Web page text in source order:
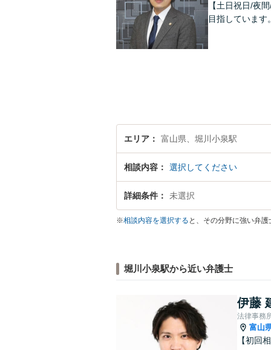
【土日祝日/夜
目指しています
エリア 富山県、堀川小泉駅
相談内容 選択してください
詳細条件 未選択
※相談内容を選択する と、その分野に強い弁
堀川小泉駅から近い弁護士
伊藤
法律事務
富山
【初回